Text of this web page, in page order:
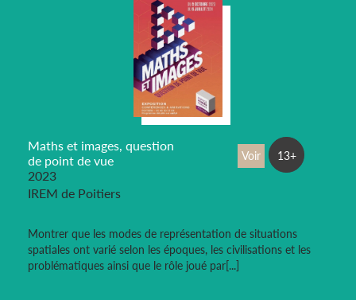
Maths et images, question
de point de vue
2023
IREM de Poitiers
Montrer que les modes de représentation de situations
spatiales ont varié selon les époques, les civilisations et les
problématiques ainsi que le rôle joué par[...]
Voir 13+